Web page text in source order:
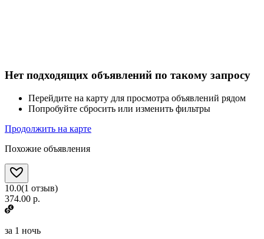
Нет подходящих объявлений по такому запросу
Перейдите на карту для просмотра объявлений рядом
Попробуйте сбросить или изменить фильтры
Продолжить на карте
Похожие объявления
10.0(1 отзыв)
374.00 р.
за 1 ночь